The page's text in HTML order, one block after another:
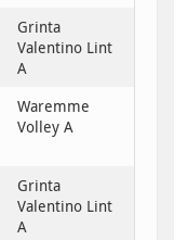
Grinta
Valentino Lint
A
Waremme
Volley A
Grinta
Valentino Lint
A